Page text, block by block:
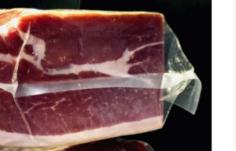
AJOUTER AU PANIER
/